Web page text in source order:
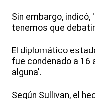
Sin embargo,
tenemos que
El diplomático
fue condenado a 16
alguna'.
Según Sullivan, el